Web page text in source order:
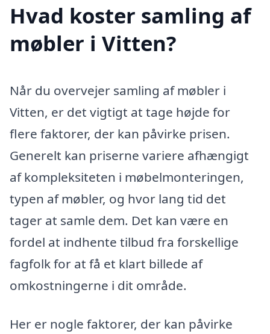
Hvad koster samling af
møbler i Vitten?
Når du overvejer samling af møbler i
Vitten, er det vigtigt at tage højde for
flere faktorer, der kan påvirke prisen.
Generelt kan priserne variere afhængigt
af kompleksiteten i møbelmonteringen,
typen af møbler, og hvor lang tid det
tager at samle dem. Det kan være en
fordel at indhente tilbud fra forskellige
fagfolk for at få et klart billede af
omkostningerne i dit område.
Her er nogle faktorer, der kan påvirke